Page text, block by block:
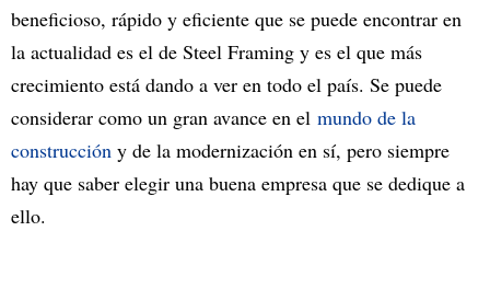
beneficioso, rápido y eficiente que se puede encontrar en
la actualidad es el de Steel Framing y es el que más
crecimiento está dando a ver en todo el país. Se puede
considerar como un gran avance en el mundo de la
construcción y de la modernización en sí, pero siempre
hay que saber elegir una buena empresa que se dedique a
ello.